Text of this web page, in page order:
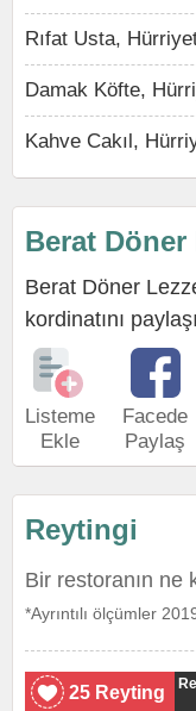
Rıfat Usta,
Damak Köfte,
Kahve Cakıl,
Berat
Berat Döner
kordinatını
Listeme
Ekle
Facede
Paylaş
Reytingi
Bir restoranın ne
*Ayrıntılı ölçümler
25 Reyting